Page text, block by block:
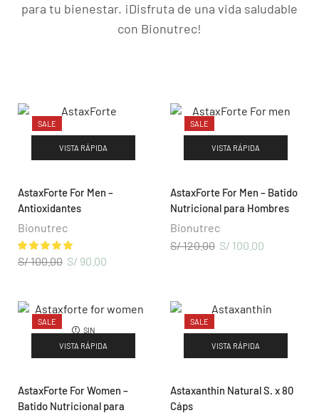
para tu bienestar. ¡Disfruta de una vida saludable
con Bionutrec!
SALE
VISTA RÁPIDA
AstaxForte For Men –
Antioxidantes
Bionutrec
S/100.00 S/ 90.00
SALE
VISTA RÁPIDA
AstaxForte For Men – Batido
Nutricional para Hombres
Bionutrec
S/120.00 S/ 100.00
SALE
SIN
EXISTENCIAS
VISTA RÁPIDA
AstaxForte For Women –
Batido Nutricional para
SALE
VISTA RÁPIDA
Astaxanthin Natural S. x 80
Cáps
Cuidado Personal
Nutrición Diaria
Wellness Hombre
Energía y Vitalidad
Blog & Noticias
Nuevo Distribuidor
Oportunidad de Negocio
Libro de Reclamaciones